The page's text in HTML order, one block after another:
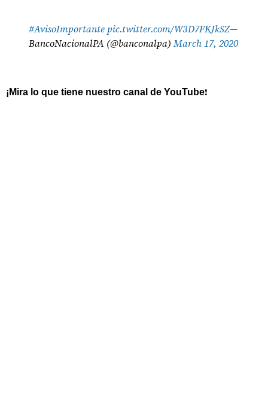
#AvisoImportante pic.twitter.com/W3D7FKJkSZ—
BancoNacionalPA (@banconalpa)March 17, 2020
¡Mira lo que tiene nuestro canal de YouTube!